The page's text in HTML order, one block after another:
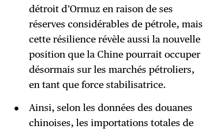
détroit d’Ormuz en raison de ses
réserves considérables de pétrole, mais
cette résilience révèle aussi la nouvelle
position que la Chine pourrait occuper
désormais sur les marchés pétroliers,
en tant que force stabilisatrice.
Ainsi, selon les données des douanes
chinoises, les importations totales de